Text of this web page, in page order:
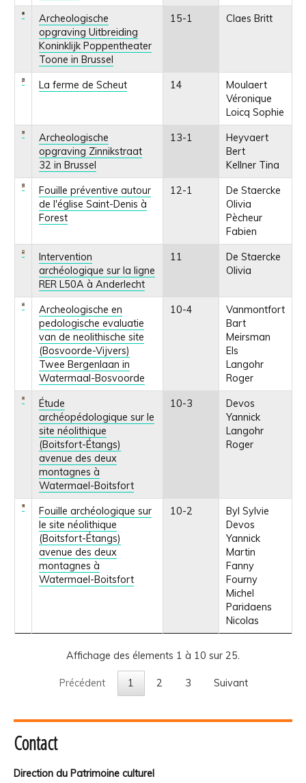
Archeologische
opgraving Uitbreiding
Koninklijk Poppentheater
Toone in Brussel
15-1 Claes Britt
La ferme de Scheut 14
Moulaert
Véronique
Loicq Sophie
Archeologische
opgraving Zinnikstraat
32 in Brussel
13-1
Heyvaert
Bert
Kellner Tina
Fouille préventive autour
de l'église Saint-Denis à
Forest
12-1
De Staercke
Olivia
Pècheur
Fabien
Intervention
archéologique sur la ligne
RER L50A à Anderlecht
11
De Staercke
Olivia
Archeologische en
pedologische evaluatie
van de neolithische site
(Bosvoorde-Vijvers)
Twee Bergenlaan in
Watermaal-Bosvoorde
10-4
Vanmontfort
Bart
Meirsman
Els
Langohr
Roger
Étude
archéopédologique sur le
site néolithique
(Boitsfort-Étangs)
avenue des deux
montagnes à
Watermael-Boitsfort
10-3
Devos
Yannick
Langohr
Roger
Fouille archéologique sur
le site néolithique
(Boitsfort-Étangs)
avenue des deux
montagnes à
Watermael-Boitsfort
10-2
Byl Sylvie
Devos
Yannick
Martin
Fanny
Fourny
Michel
Paridaens
Nicolas
Affichage des élements 1 à 10 sur 25.
Précédent 1 2 3 Suivant
Contact
Direction du Patrimoine culturel